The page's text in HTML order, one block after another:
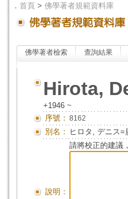
． 首頁 > 佛學著者規範資料庫
佛學著者檢索 查詢結果
Hirota,
+1946 ~
序號： 8162
別名： ヒロタ, デニス=
說明：
請將校正的建議